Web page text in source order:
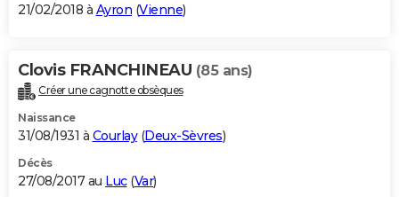
21/02/2018 à Ayron (Vienne)
Clovis FRANCHINEAU (85 ans)
Créer une cagnotte obsèques
Naissance
31/08/1931 à Courlay(Deux-Sèvres)
Décès
27/08/2017 au Luc(Var)